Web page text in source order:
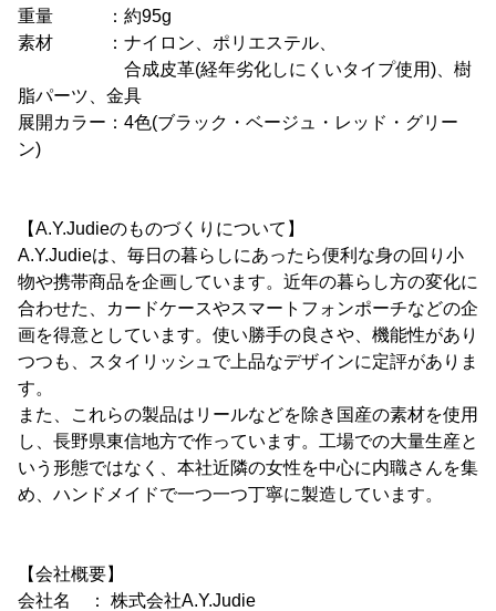
重量 ：約95g
素材 ：ナイロン、ポリエステル、
合成皮革(経年劣化しにくいタイプ使用)、樹
脂パーツ、金具
展開カラー：4色(ブラック・ベージュ・レッド・グリー
ン)
【A.Y.Judieのものづくりについて】
A.Y.Judieは、毎日の暮らしにあったら便利な身の回り小
物や携帯商品を企画しています。近年の暮らし方の変化に
合わせた、カードケースやスマートフォンポーチなどの企
画を得意としています。使い勝手の良さや、機能性があり
つつも、スタイリッシュで上品なデザインに定評がありま
す。
また、これらの製品はリールなどを除き国産の素材を使用
し、長野県東信地方で作っています。工場での大量生産と
いう形態ではなく、本社近隣の女性を中心に内職さんを集
め、ハンドメイドで一つ一つ丁寧に製造しています。
【会社概要】
会社名 ： 株式会社A.Y.Judie